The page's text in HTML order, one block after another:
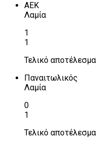
ΑΕΚ
Λαμία
1
1
Τελικό αποτέλεσμα
Παναιτωλικός
Λαμία
0
1
Τελικό αποτέλεσμα